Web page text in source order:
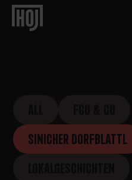
SINICHER DORFBLATTL